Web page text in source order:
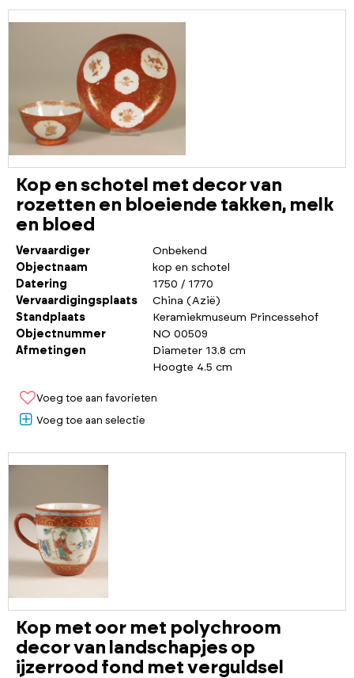
Kop en schotel met decor van
rozetten en bloeiende takken, melk
en bloed
Vervaardiger
Onbekend
Objectnaam
kop en schotel
Datering
1750 / 1770
Vervaardigingsplaats
China (Azië)
Standplaats
Keramiekmuseum Princessehof
Objectnummer
NO 00509
Afmetingen
Diameter 13.8 cm
Hoogte 4.5 cm
Voeg toe aan favorieten
Voeg toe aan selectie
Kop met oor met polychroom
decor van landschapjes op
ijzerrood fond met verguldsel